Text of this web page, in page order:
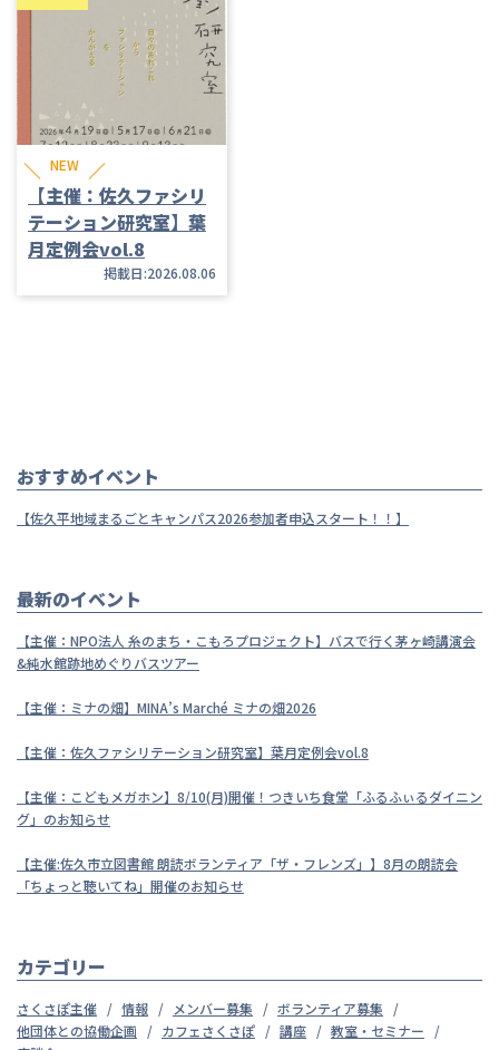
NEW
【主催：佐久ファシリ
テーション研究室】葉
月定例会vol.8
掲載日:2026.08.06
おすすめイベント
【佐久平地域まるごとキャンパス2026参加者申込スタート！！】
最新のイベント
【主催：NPO法人 糸のまち・こもろプロジェクト】バスで行く茅ヶ崎講演会
&純水館跡地めぐりバスツアー
【主催：ミナの畑】MINA’s Marché ミナの畑2026
【主催：佐久ファシリテーション研究室】葉月定例会vol.8
【主催：こどもメガホン】8/10(月)開催！つきいち食堂「ふるふぃるダイニン
グ」のお知らせ
【主催:佐久市立図書館 朗読ボランティア「ザ・フレンズ」】8月の朗読会
「ちょっと聴いてね」開催のお知らせ
カテゴリー
さくさぽ主催 情報 メンバー募集
ボランティア募集
他団体との協働企画
カフェさくさぽ 講座
教室・セミナー